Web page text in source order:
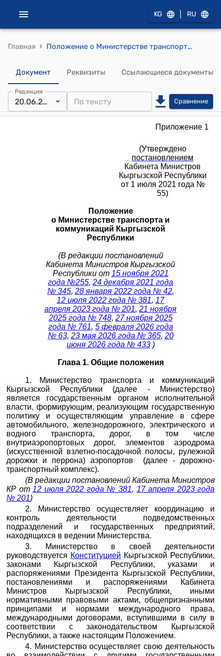
KG RU
Главная › Положение о Министерстве транспорта и коммуникаций Кыргызской Республики (к постановлению Кабинета Министров Кыргызской Республики от 1 июля 2021 года № 55)
Документ Реквизиты Ссылающиеся документы
Редакция
20.06.2026 Сравнение